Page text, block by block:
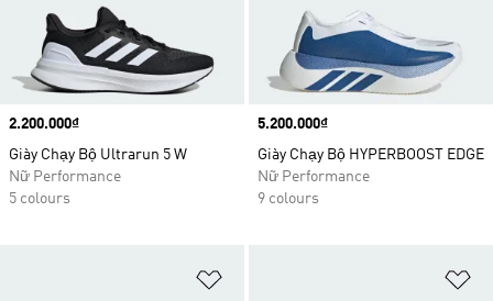
Price
2.200.000₫
Giày Chạy Bộ Ultrarun 5 W
Nữ Performance
5 colours
Price
5.200.000₫
Giày Chạy Bộ HYPERBOOST EDGE
Nữ Performance
9 colours